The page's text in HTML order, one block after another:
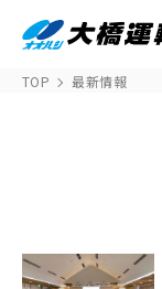
TOP 最新情報